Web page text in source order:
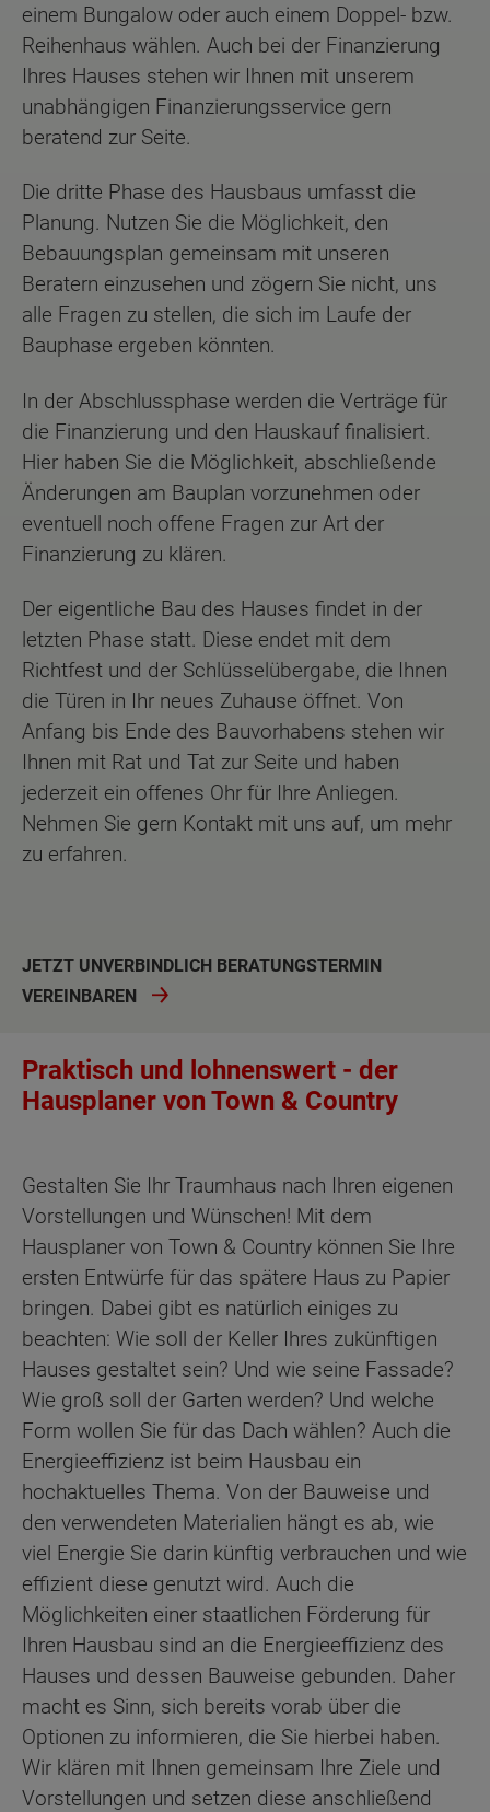
einem Bungalow oder auch einem Doppel- bzw.
Reihenhaus wählen. Auch bei der Finanzierung
Ihres Hauses stehen wir Ihnen mit unserem
unabhängigen Finanzierungsservice gern
beratend zur Seite.
Die dritte Phase des Hausbaus umfasst die
Planung. Nutzen Sie die Möglichkeit, den
Bebauungsplan gemeinsam mit unseren
Beratern einzusehen und zögern Sie nicht, uns
alle Fragen zu stellen, die sich im Laufe der
Bauphase ergeben könnten.
In der Abschlussphase werden die Verträge für
die Finanzierung und den Hauskauf finalisiert.
Hier haben Sie die Möglichkeit, abschließende
Änderungen am Bauplan vorzunehmen oder
eventuell noch offene Fragen zur Art der
Finanzierung zu klären.
Der eigentliche Bau des Hauses findet in der
letzten Phase statt. Diese endet mit dem
Richtfest und der Schlüsselübergabe, die Ihnen
die Türen in Ihr neues Zuhause öffnet. Von
Anfang bis Ende des Bauvorhabens stehen wir
Ihnen mit Rat und Tat zur Seite und haben
jederzeit ein offenes Ohr für Ihre Anliegen.
Nehmen Sie gern Kontakt mit uns auf, um mehr
zu erfahren.
JETZT UNVERBINDLICH BERATUNGSTERMIN
VEREINBAREN
Praktisch und lohnenswert - der
Hausplaner von Town & Country
Gestalten Sie Ihr Traumhaus nach Ihren eigenen
Vorstellungen und Wünschen! Mit dem
Hausplaner von Town & Country können Sie Ihre
ersten Entwürfe für das spätere Haus zu Papier
bringen. Dabei gibt es natürlich einiges zu
beachten: Wie soll der Keller Ihres zukünftigen
Hauses gestaltet sein? Und wie seine Fassade?
Wie groß soll der Garten werden? Und welche
Form wollen Sie für das Dach wählen? Auch die
Energieeffizienz ist beim Hausbau ein
hochaktuelles Thema. Von der Bauweise und
den verwendeten Materialien hängt es ab, wie
viel Energie Sie darin künftig verbrauchen und wie
effizient diese genutzt wird. Auch die
Möglichkeiten einer staatlichen Förderung für
Ihren Hausbau sind an die Energieeffizienz des
Hauses und dessen Bauweise gebunden. Daher
macht es Sinn, sich bereits vorab über die
Optionen zu informieren, die Sie hierbei haben.
Wir klären mit Ihnen gemeinsam Ihre Ziele und
Vorstellungen und setzen diese anschließend